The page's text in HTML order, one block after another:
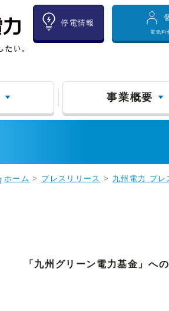
停電情報
電気料
事業概要
ホーム > プレスリリース > 九州電力 プレ
「九州グリーン電力基金」へ